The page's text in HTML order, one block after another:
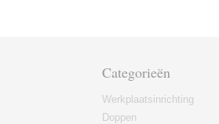
Categorieën
Werkplaatsinrichting
Doppen